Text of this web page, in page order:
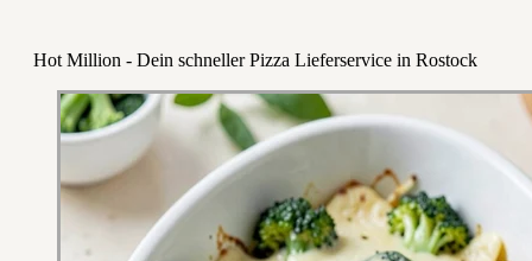
Hot Million - Dein schneller Pizza Lieferservice in Rostock